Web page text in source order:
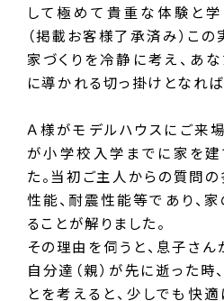
して極めて貴重な体験と学
（掲載お客様了承済み）この
家づくりを冷静に考え、あ
に導かれる切っ掛けとなれば
Ａ様がモデルハウスにご来
が小学校入学までに家を建
た。当初ご主人からの質問の
性能、耐震性能等であり、
ることが解りました。
その理由を伺うと、息子さん
自分達（親）が先に逝った時
とを考えると、少しでも快